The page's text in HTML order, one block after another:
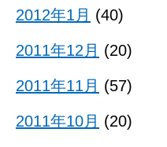
2012年1月 (40)
2011年12月 (20)
2011年11月 (57)
2011年10月 (20)